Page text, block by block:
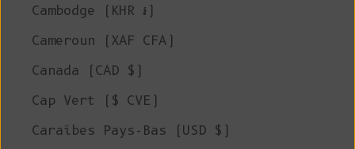
Cambodge (KHR ៛)
Cameroun (XAF CFA)
Canada (CAD $)
Cap Vert ($ CVE)
Caraïbes Pays-Bas (USD $)